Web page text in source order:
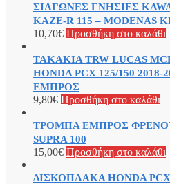
ΣΙΑΓΩΝΕΣ ΓΝΗΣΙΕΣ
KAZE-R 115 – MODENAS
10,70€ Προσθήκη στο καλάθι
ΤΑΚΑΚΙΑ TRW LUCAS
HONDA PCX 125/150 2018-
ΕΜΠΡΟΣ
9,80€ Προσθήκη στο καλάθι
ΤΡΟΜΠΑ ΕΜΠΡΟΣ
SUPRA 100
15,00€ Προσθήκη στο καλάθι
ΔΙΣΚΟΠΛΑΚΑ HONDA PCX